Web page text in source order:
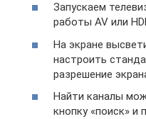
Запускаем
работы AV или
На экране
настроить
разрешение
Найти каналы
кнопку «поиск» и